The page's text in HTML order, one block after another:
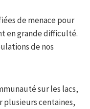
de menace pour
en grande difficulté.
de nos
sur les lacs,
plusieurs centaines,